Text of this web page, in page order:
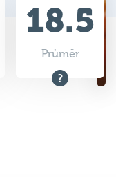
18.5
Průměr